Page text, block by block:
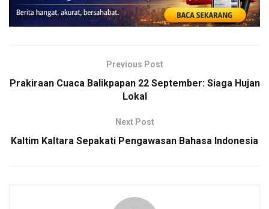
Previous Post
Prakiraan Cuaca Balikpapan 22 September: Siaga Hujan
Lokal
Next Post
Kaltim Kaltara Sepakati Pengawasan Bahasa Indonesia